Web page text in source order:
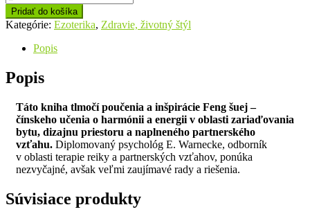
Pridať do košíka
Kategórie: Ezoterika, Zdravie, životný štýl
Popis
Popis
Táto kniha tlmočí poučenia a inšpirácie Feng šuej –
čínskeho učenia o harmónii a energii v oblasti zariaďovania
bytu, dizajnu priestoru a naplneného partnerského
vzťahu. Diplomovaný psychológ E. Warnecke, odborník
v oblasti terapie reiky a partnerských vzťahov, ponúka
nezvyčajné, avšak veľmi zaujímavé rady a riešenia.
Súvisiace produkty